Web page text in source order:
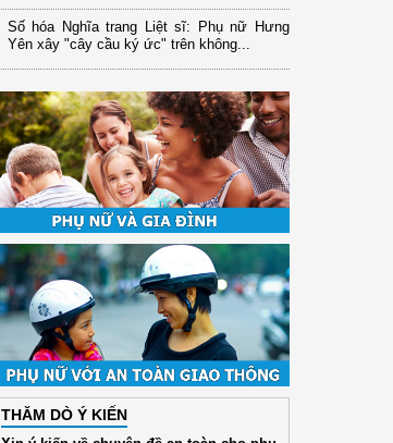
Số hóa Nghĩa trang Liệt sĩ: Phụ nữ Hưng
Yên xây "cây cầu ký ức" trên không...
THĂM DÒ Ý KIẾN